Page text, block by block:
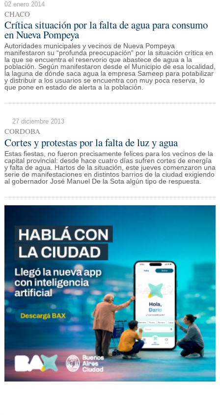
02 enero 2014
CHACO
Crítica situación por la falta de agua para consumo
en Nueva Pompeya
Autoridades municipales y vecinos de Nueva Pompeya
manifestaron su “profunda preocupación” por la situación crítica en
la que se encuentra el reservorio que abastece de agua a la
población. Según manifestaron desde el Municipio de esa localidad,
la laguna de dónde saca agua la empresa Sameep para potabilizar
y distribuir a los usuarios se encuentra con muy poca reserva, lo
que pone en estado de alerta a la población.
27 diciembre 2013
CORDOBA
Cortes y protestas por la falta de luz y agua
Estas fiestas, no fueron precisamente felices para los vecinos de la
capital provincial: desde hace cuatro días sufren cortes de energía
y falta de agua. Hartos de la situación, este jueves comenzaron una
serie de manifestaciones en distintos barrios de la ciudad exigiendo
al gobernador José Manuel De la Sota algún tipo de respuesta.